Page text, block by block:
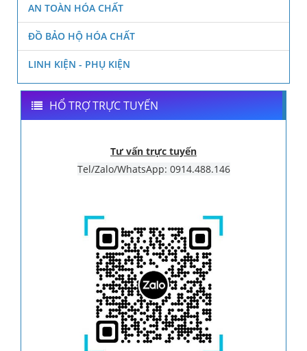
AN TOÀN HÓA CHẤT
ĐỒ BẢO HỘ HÓA CHẤT
LINH KIỆN - PHỤ KIỆN
HỔ TRỢ TRỰC TUYẾN
Tư vấn trực tuyến
Tel/Zalo/WhatsApp: 0914.488.146